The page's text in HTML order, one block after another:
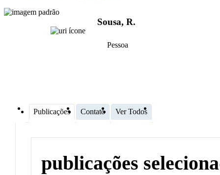
Sousa, R.
Pessoa
Publicações Contato Ver Todos
publicações